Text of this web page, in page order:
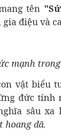
tên
điệu và
mạnh
vật biểu
đức tính
sâu
hoang dã.